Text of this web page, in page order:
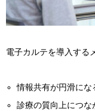
電子カルテを導入する
情報共有が円滑にな
診療の質向上につな